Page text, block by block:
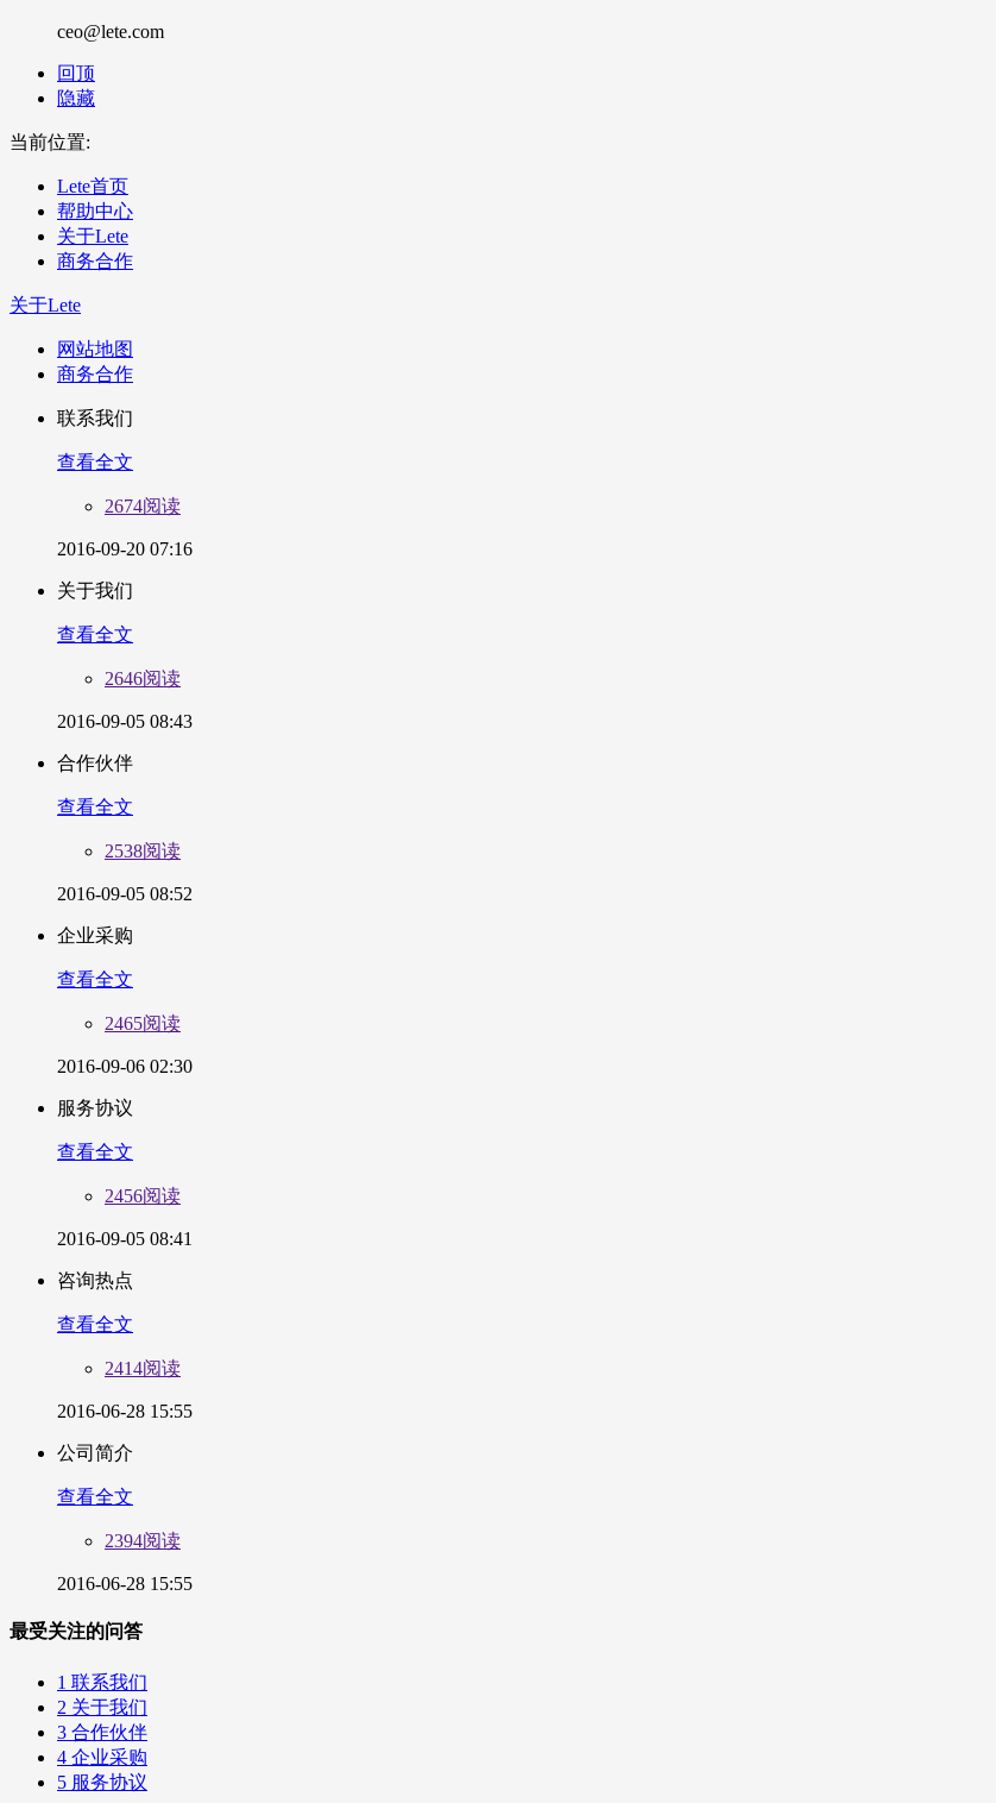
ceo@lete.com
回顶
隐藏
当前位置:
Lete首页
帮助中心
关于Lete
商务合作
关于Lete
网站地图
商务合作
联系我们
查看全文
2674阅读
2016-09-20 07:16
关于我们
查看全文
2646阅读
2016-09-05 08:43
合作伙伴
查看全文
2538阅读
2016-09-05 08:52
企业采购
查看全文
2465阅读
2016-09-06 02:30
服务协议
查看全文
2456阅读
2016-09-05 08:41
咨询热点
查看全文
2414阅读
2016-06-28 15:55
公司简介
查看全文
2394阅读
2016-06-28 15:55
最受关注的问答
1 联系我们
2 关于我们
3 合作伙伴
4 企业采购
5 服务协议